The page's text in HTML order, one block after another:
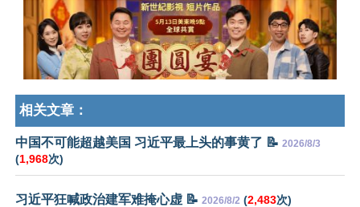
相关文章：
中国不可能超越美国 习近平最上头的事黄了 📝 2026/8/3
(1,968次)
习近平狂喊政治建军难掩心虚 📝 2026/8/2 (2,483次)